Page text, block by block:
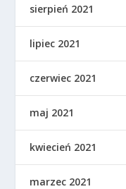
sierpień 2021
lipiec 2021
czerwiec 2021
maj 2021
kwiecień 2021
marzec 2021